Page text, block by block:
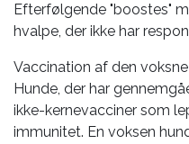
Efterfølgende "boostes"
hvalpe, der ikke har
Vaccination af den
Hunde, der har
ikke-kernevacciner som
immunitet. En voksen